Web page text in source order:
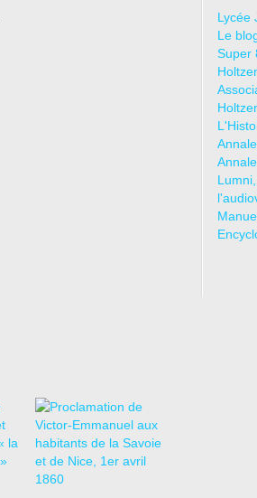
Lycée
Le
Super
Holtzer